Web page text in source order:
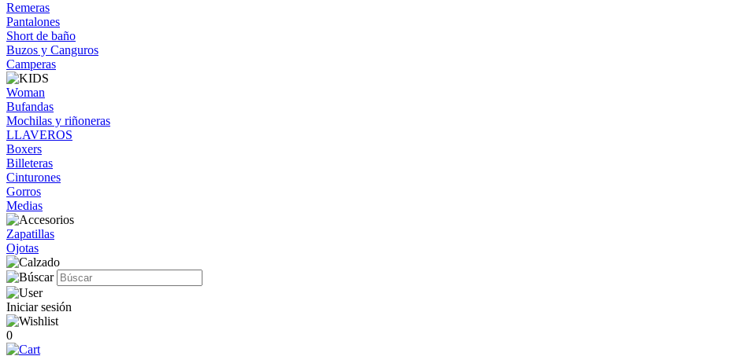
Remeras
Pantalones
Short de baño
Buzos y Canguros
Camperas
Woman
Bufandas
Mochilas y riñoneras
LLAVEROS
Boxers
Billeteras
Cinturones
Gorros
Medias
Zapatillas
Ojotas
Iniciar sesión
0